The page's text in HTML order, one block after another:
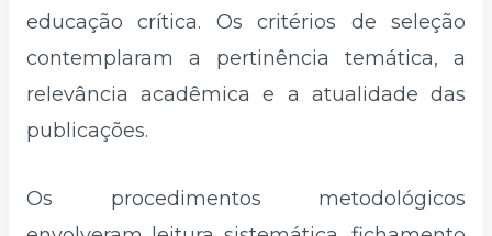
educação crítica. Os critérios de seleção
contemplaram a pertinência temática, a
relevância acadêmica e a atualidade das
publicações.
Os procedimentos metodológicos